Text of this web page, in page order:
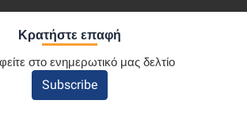
Κρατήστε επαφή
στο ενημερωτικό μας δελτίο
Subscribe